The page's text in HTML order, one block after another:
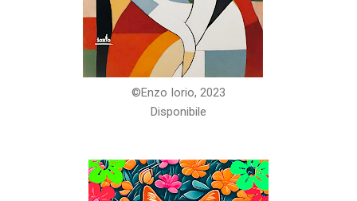
©️Enzo Iorio, 2023
Disponibile